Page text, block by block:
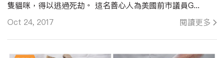
Oct 24, 2017 閱讀更多
隻貓咪，得以逃過死劫。 這名善心人為美國前市議員G...